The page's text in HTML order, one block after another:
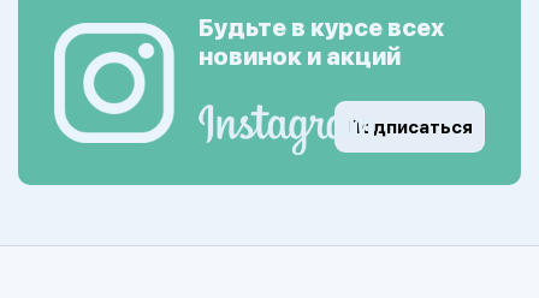
Будьте в курсе всех
новинок и акций
Подписаться